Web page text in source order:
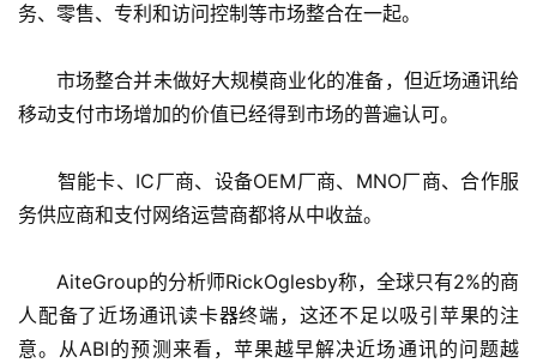
务、零售、专利和访问控制等市场整合在一起。
市场整合并未做好大规模商业化的准备，但近场通讯给
移动支付市场增加的价值已经得到市场的普遍认可。
智能卡、IC厂商、设备OEM厂商、MNO厂商、合作服
务供应商和支付网络运营商都将从中收益。
AiteGroup的分析师RickOglesby称，全球只有2%的商
人配备了近场通讯读卡器终端，这还不足以吸引苹果的注
意。从ABI的预测来看，苹果越早解决近场通讯的问题越